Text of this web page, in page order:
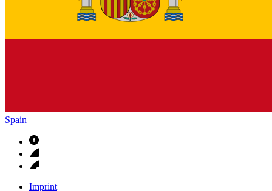
Spain
Imprint